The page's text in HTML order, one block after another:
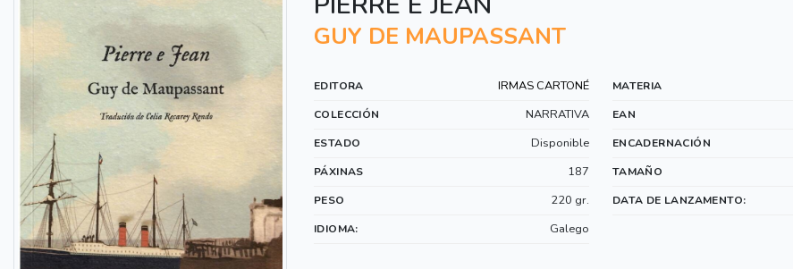
GUY DE MAUPASSANT
EDITORA IRMAS CARTONÉ MATERIA
COLECCIÓN NARRATIVA EAN
ESTADO Disponible ENCADERNACIÓN
PÁXINAS 187 TAMAÑO
PESO 220 gr. DATA DE LANZAMENTO:
IDIOMA: Galego